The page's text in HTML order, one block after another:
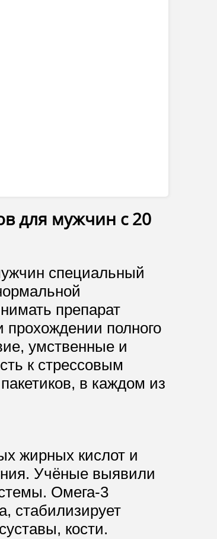
для мужчин с 20
специальный
препарат
полного
умственные и
к стрессовым
в каждом из
жирных кислот и
Учёные выявили
Омега-3
стабилизирует
кости.